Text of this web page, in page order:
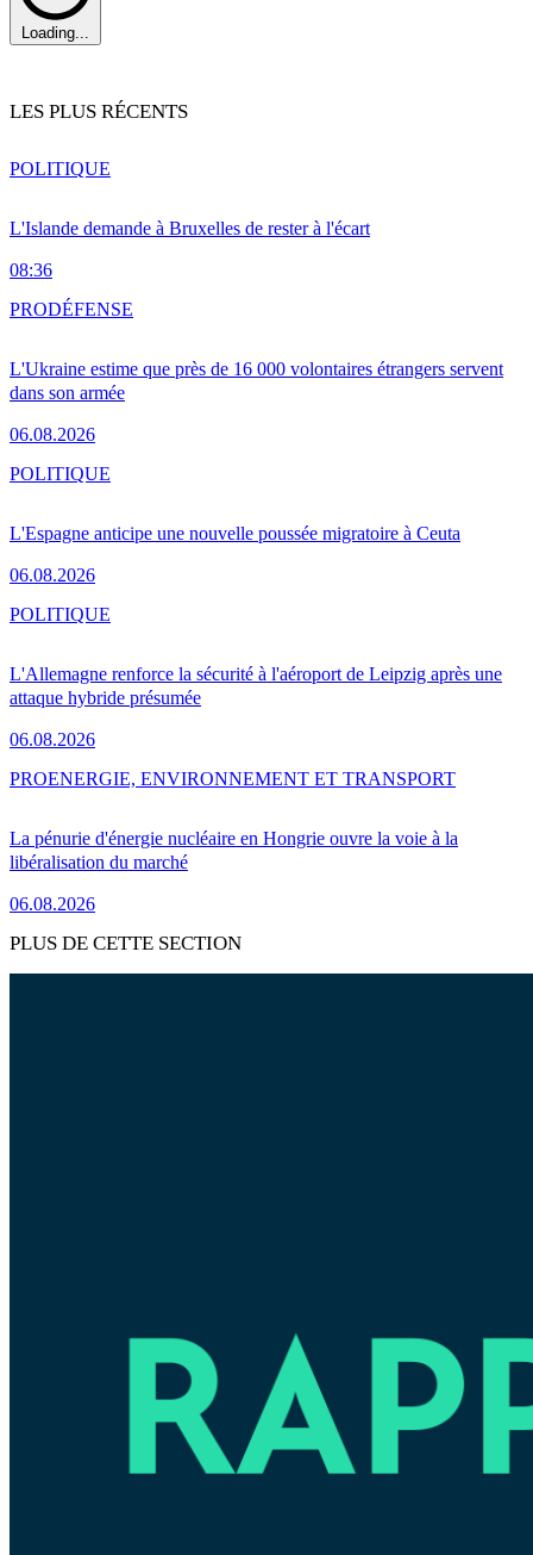
Loading...
LES PLUS RÉCENTS
L'Islande demande à Bruxelles de rester à l'écart
08:36
POLITIQUE
L'Ukraine estime que près de 16 000 volontaires étrangers servent
dans son armée
06.08.2026
PRODÉFENSE
L'Espagne anticipe une nouvelle poussée migratoire à Ceuta
06.08.2026
POLITIQUE
L'Allemagne renforce la sécurité à l'aéroport de Leipzig après une
attaque hybride présumée
06.08.2026
POLITIQUE
La pénurie d'énergie nucléaire en Hongrie ouvre la voie à la
libéralisation du marché
06.08.2026
PROENERGIE, ENVIRONNEMENT ET TRANSPORT
PLUS DE CETTE SECTION